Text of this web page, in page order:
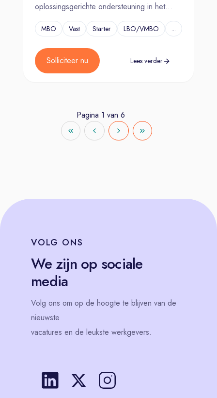
oplossingsgerichte ondersteuning in het
Nederlands.
MBO Vast Starter LBO/VMBO ...
Solliciteer nu Lees verder
Pagina 1 van 6
VOLG ONS
We zijn op sociale
media
Volg ons om op de hoogte te blijven van de
nieuwste
vacatures en de leukste werkgevers.